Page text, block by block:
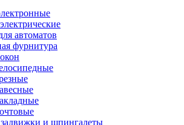
автоматов
фурнитура
и шпингалеты